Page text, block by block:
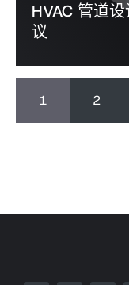
HVAC 管道
议
1 2